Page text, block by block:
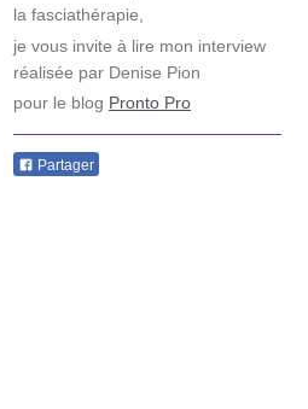
la fasciathérapie
je vous invite à lire mon interview
réalisée par Denise Pion
pour le blog Pronto Pro
Partager